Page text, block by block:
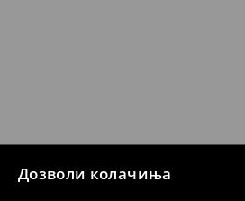
Дозволи колачиња
датум да се спроведе поврат на